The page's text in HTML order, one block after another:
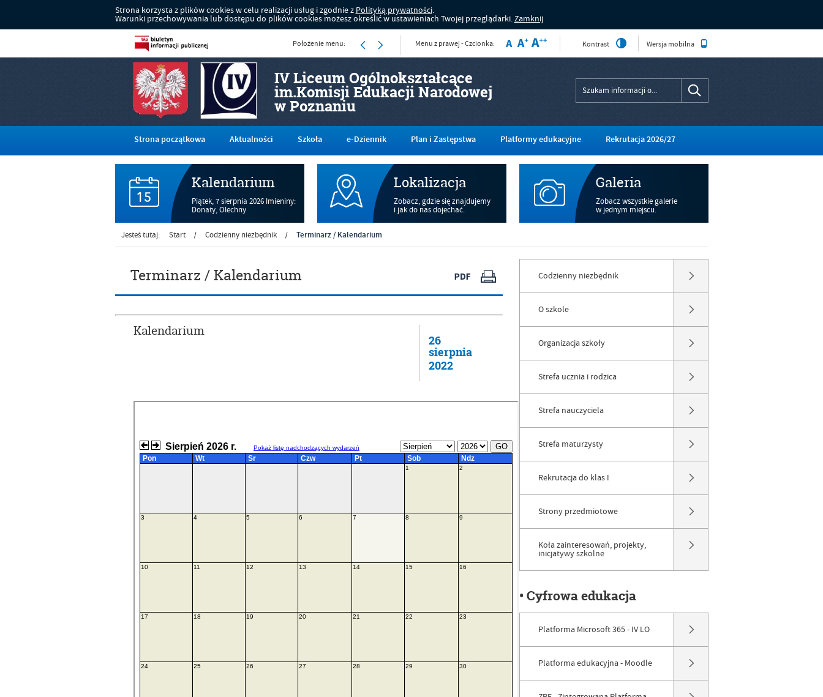
Strona korzysta z plików cookies w celu realizacji usług i zgodnie z Polityką prywatności.
Warunki przechowywania lub dostępu do plików cookies możesz określić w ustawieniach Twojej przeglądarki.Zamknij
IV Liceum Ogólnokształcące
im.Komisji Edukacji Narodowej
w Poznaniu
Położenie menu: Menu z prawej - Czcionka: Kontrast Wersja mobilna
Strona początkowa Aktualności Szkoła e-Dziennik Plan i Zastępstwa Platformy edukacyjne Rekrutacja 2026/27
Kalendarium
Piątek,7 sierpnia 2026 Imieniny:
Donaty, Olechny
Lokalizacja
Zobacz, gdzie się znajdujemy
i jak do nas dojechać.
Galeria
Zobacz wszystkie galerie
w jednym miejscu.
Jesteś tutaj: Start / Codzienny niezbędnik / Terminarz / Kalendarium
Terminarz / Kalendarium
Kalendarium
26
sierpnia
2022
Codzienny niezbędnik
O szkole
Organizacja szkoły
Strefa ucznia i rodzica
Strefa nauczyciela
Strefa maturzysty
Rekrutacja do klas I
Strony przedmiotowe
Koła zainteresowań, projekty,
inicjatywy szkolne
• Cyfrowa edukacja
Platforma Microsoft 365 - IV LO
Platforma edukacyjna - Moodle